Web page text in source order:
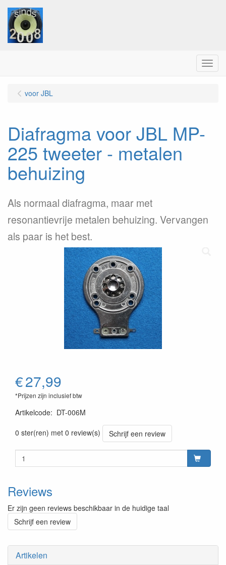
Menu
Artikelen
voor JBL
Diafragma voor JBL MP-
225 tweeter - metalen
behuizing
Als normaal diafragma, maar met
resonantievrije metalen behuizing. Vervangen
als paar is het best.
€27,99
*Prijzen zijn inclusief btw
Artikelcode: DT-006M
0 ster(ren) met 0 review(s)
Schrijf een review
Reviews
Er zijn geen reviews beschikbaar in de huidige taal
Schrijf een review